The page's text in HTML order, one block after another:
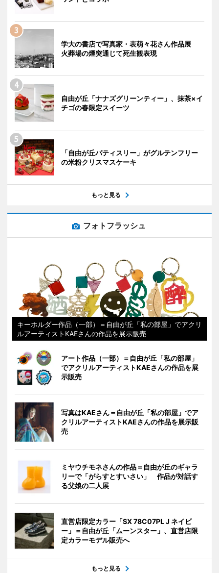
学大の書店で写真家・表萌々花さん作品展
火葬場の煙突通じて死生観表現
自由が丘「ナナズグリーンティー」、抹茶×イ
チゴの春限定スイーツ
「自由が丘パティスリー」がグルテンフリー
の米粉クリスマスケーキ
もっと見る
フォトフラッシュ
キーホルダー作品（一部）＝自由が丘「私の部屋」でアクリ
ルアーティストKAEさんの作品を展示販売
アート作品（一部）＝自由が丘「私の部屋」
でアクリルアーティストKAEさんの作品を展
示販売
写真はKAEさん＝自由が丘「私の部屋」でア
クリルアーティストKAEさんの作品を展示販
売
ミヤウチモネさんの作品＝自由が丘のギャラ
リーで「がらすとすいさい」 作品が対話す
る父娘の二人展
直営店限定カラー「SX 78C07PL J ネイビ
ー」＝自由が丘「ムーンスター」、直営店限
定カラーモデル販売へ
もっと見る